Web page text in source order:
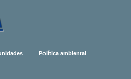
Política ambiental